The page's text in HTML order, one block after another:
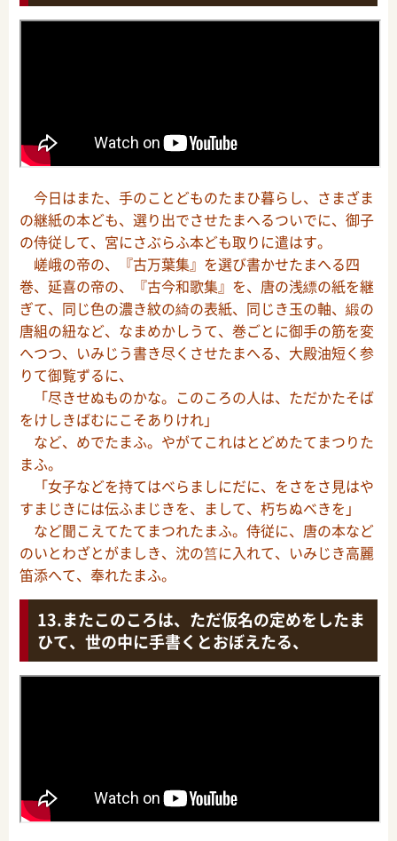
今日はまた、手のことどものたまひ暮らし、さまざま
の継紙の本ども、選り出でさせたまへるついでに、御子
の侍従して、宮にさぶらふ本ども取りに遣はす。
嵯峨の帝の、『古万葉集』を選び書かせたまへる四
巻、延喜の帝の、『古今和歌集』を、唐の浅縹の紙を継
ぎて、同じ色の濃き紋の綺の表紙、同じき玉の軸、緞の
唐組の紐など、なまめかしうて、巻ごとに御手の筋を変
へつつ、いみじう書き尽くさせたまへる、大殿油短く参
りて御覧ずるに、
「尽きせぬものかな。このころの人は、ただかたそば
をけしきばむにこそありけれ」
など、めでたまふ。やがてこれはとどめたてまつりた
まふ。
「女子などを持てはべらましにだに、をさをさ見はや
すまじきには伝ふまじきを、まして、朽ちぬべきを」
など聞こえてたてまつれたまふ。侍従に、唐の本など
のいとわざとがましき、沈の筥に入れて、いみじき高麗
笛添へて、奉れたまふ。
またこのころは、ただ仮名の定めをしたま
ひて、世の中に手書くとおぼえたる、